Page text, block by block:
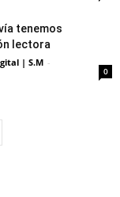
tenemos
lectora
| S.M -
0